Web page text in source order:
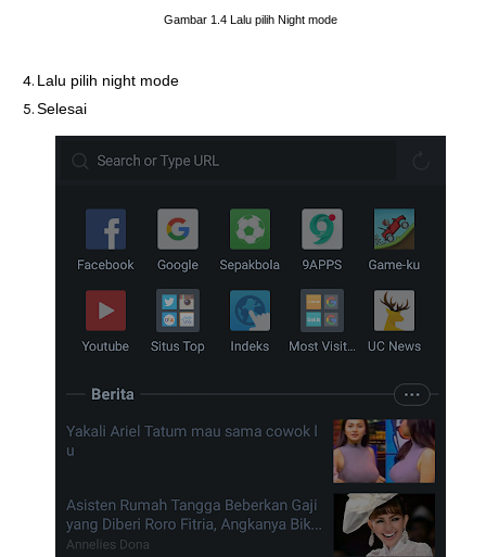
Gambar 1.4 Lalu pilih Night mode
Lalu pilih night mode
Selesai